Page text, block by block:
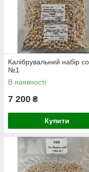
Калібрувальний набір
№1
В наявності
7 200 ₴
Купити